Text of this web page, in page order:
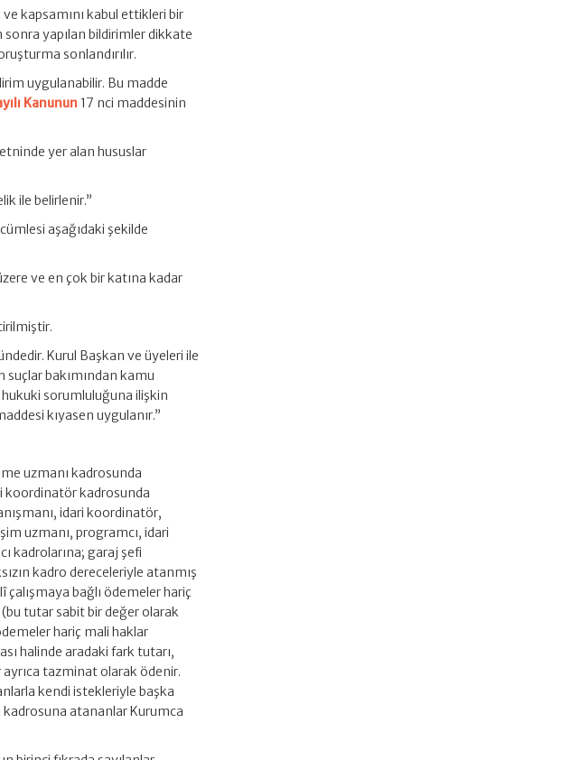
kapsamını kabul ettikleri bir
yapılan bildirimler dikkate
sonlandırılır.
uygulanabilir. Bu madde
Kanunun 17 nci maddesinin
yer alan hususlar
ile belirlenir.”
aşağıdaki şekilde
ve en çok bir katına kadar
Kurul Başkan ve üyeleri ile
bakımından kamu
hukuki sorumluluğuna ilişkin
kıyasen uygulanır.”
uzmanı kadrosunda
koordinatör kadrosunda
idari koordinatör,
uzmanı, programcı, idari
kadrolarına; garaj şefi
kadro dereceleriyle atanmış
çalışmaya bağlı ödemeler hariç
tutar sabit bir değer olarak
hariç mali haklar
halinde aradaki fark tutarı,
tazminat olarak ödenir.
kendi istekleriyle başka
atananlar Kurumca